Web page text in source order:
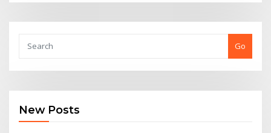
Go
New Posts